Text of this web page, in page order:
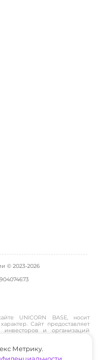
© 2023-2026
UNICORN BASE, носит
Сайт предоставляет
инвесторов и организаций
собираются из открытых
сайта не гарантирует их
Метрику.